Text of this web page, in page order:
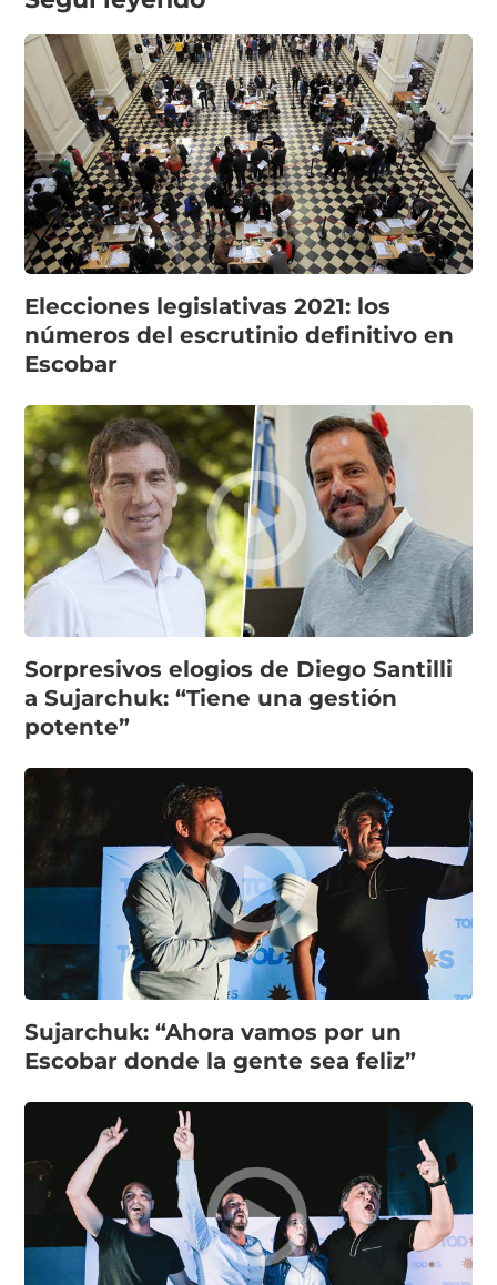
Elecciones legislativas 2021: los
números del escrutinio definitivo en
Escobar
Sorpresivos elogios de Diego Santilli
a Sujarchuk: “Tiene una gestión
potente”
Sujarchuk: “Ahora vamos por un
Escobar donde la gente sea feliz”